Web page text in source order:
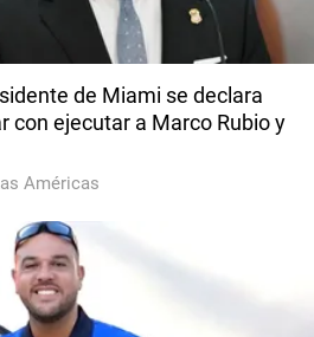
de Miami se declara
con ejecutar a Marco Rubio y
Américas